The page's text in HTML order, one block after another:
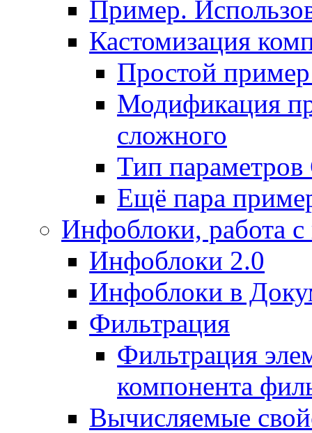
Пример.
Кастомизация
Простой
Модификация
сложного
Тип
Ещё пара
Инфоблоки, работа
Инфоблоки 2.0
Инфоблоки в
Фильтрация
Фильтрация
компонента
Вычисляемые